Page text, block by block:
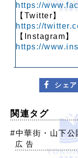
https://
【Twitter】
https://
【Instagram】
https://
シェア
関連タグ
#中華街・山下公
広 告